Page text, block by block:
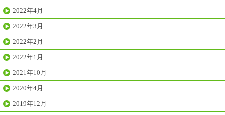
2022年4月
2022年3月
2022年2月
2022年1月
2021年10月
2020年4月
2019年12月